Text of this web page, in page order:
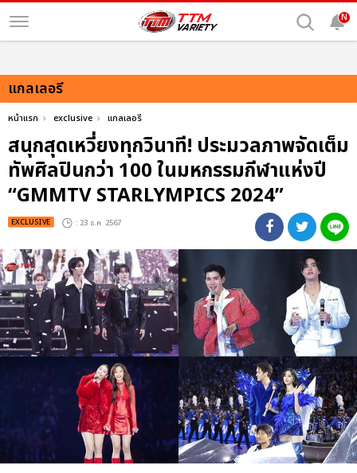
N
แกลเลอรี
หน้าแรก exclusive แกลเลอรี
สนุกสุดเหวี่ยงทุกวินาที! ประมวลภาพจัดเต็ม
ทัพศิลปินกว่า 100 ในมหกรรมกีฬาแห่งปี
“GMMTV STARLYMPICS 2024”
EXCLUSIVE : 23 ธ.ค. 2567